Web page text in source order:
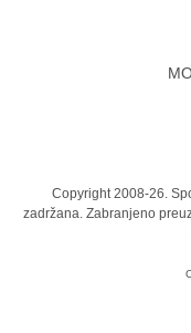
Copyright 2008-26.
zadržana. Zabranjeno